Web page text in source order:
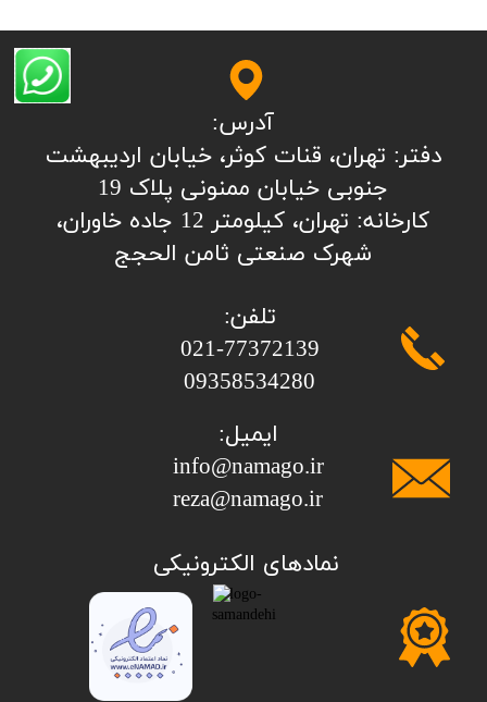
تلفن:
​​​​​​​021-77372139
​​​​​​​09358534280
آدرس:
​​​​​​​​دفتر: تهران، قنات کوثر، خیابان اردیبهشت
جنوبی خیابان ممنونی پلاک 19
کارخانه: تهران، کیلومتر 12 جاده خاوران،
شهرک صنعتی ثامن الحجج
ایمیل:
info@namago.ir
​​​​​​​reza@namago.ir
​نمادهای الکترونیکی